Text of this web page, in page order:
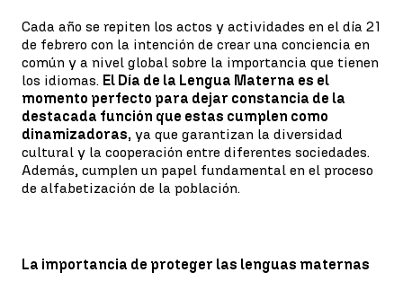
Cada año se repiten los actos y actividades en el día 21
de febrero con la intención de crear una conciencia en
común y a nivel global sobre la importancia que tienen
los idiomas. El Día de la Lengua Materna es el
momento perfecto para dejar constancia de la
destacada función que estas cumplen como
dinamizadoras, ya que garantizan la diversidad
cultural y la cooperación entre diferentes sociedades.
Además, cumplen un papel fundamental en el proceso
de alfabetización de la población.
La importancia de proteger las lenguas maternas